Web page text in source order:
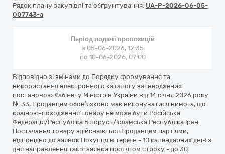
Рядок плану закупівлі та обґрунтування: UA-P-2026-06-05-
007743-a
Період подачі пропозицій
з 05-06-2026, 12:35
по 10-06-2026, 07:00
Відповідно зі змінами до Порядку формування та
використання електронного каталогу затверджених
постановою Кабінету Міністрів України від 14 січня 2026 року
№ 33, Продавцем обов’язково має виконуватися вимога, що
країною-походження товару не може бути Російська
Федерація/Республіка Білорусь/Ісламська Республіка Іран.
Постачання товару здійснюється Продавцем партіями,
відповідно до заявок Покупця в термін - 10 календарних днів з
дня направлення такої заявки протягом строку - до 30